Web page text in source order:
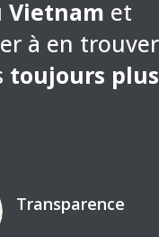
Vietnam et
à en trouver
toujours plus
Transparence